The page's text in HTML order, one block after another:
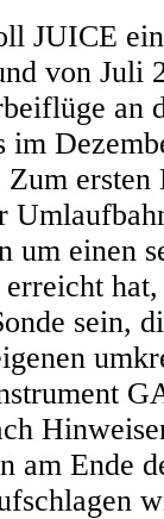
JUICE
von Juli
an
im
Zum
um einen
sein,
am Ende